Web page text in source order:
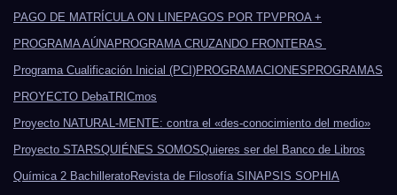
PAGO DE MATRÍCULA ON LINE PAGOS POR TPV PROA +
PROGRAMA AÚNAPROGRAMA CRUZANDO FRONTERAS
Programa Cualificación Inicial (PCI)PROGRAMACIONES PROGRAMAS
PROYECTO DebaTRICmos
Proyecto NATURAL-MENTE: contra el «des-conocimiento del medio»
Proyecto STARSQUIÉNES SOMOSQuieres ser del Banco de Libros
Química 2 BachilleratoRevista de Filosofía SINAPSIS SOPHIA